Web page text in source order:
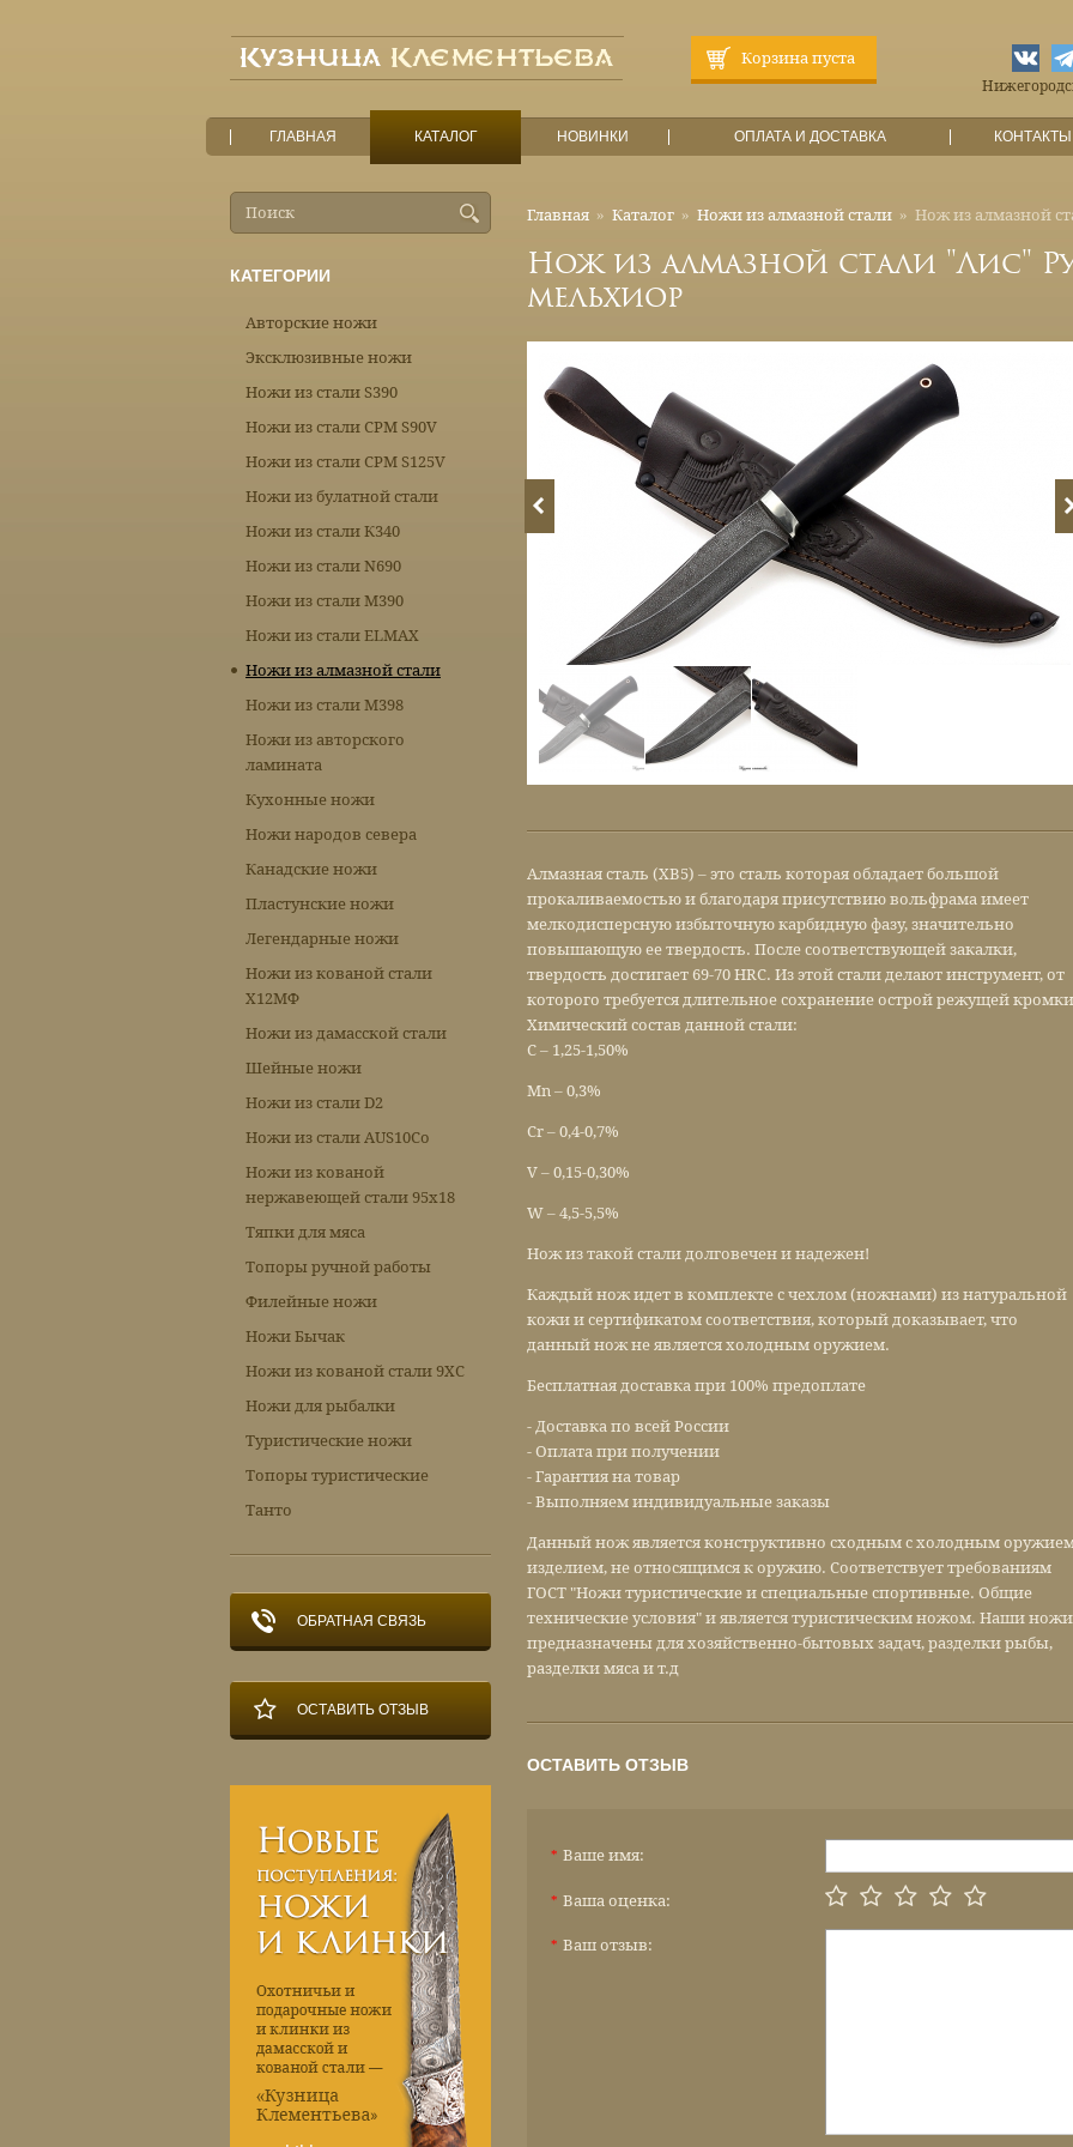
Корзина пуста
ГЛАВНАЯ КАТАЛОГ НОВИНКИ ОПЛАТА И ДОСТАВКА КОНТАКТЫ
Главная » Каталог » Ножи из алмазной стали » Нож из алмазной
Нож из алмазной стали "Лис"
мельхиор
Алмазная сталь (ХВ5) – это сталь которая обладает большой
прокаливаемостью и благодаря присутствию вольфрама имеет
мелкодисперсную избыточную карбидную фазу, значительно
повышающую ее твердость. После соответствующей закалки,
твердость достигает 69-70 HRC. Из этой стали делают инструмент, от
которого требуется длительное сохранение острой режущей
Химический состав данной стали:
С – 1,25-1,50%
Mn – 0,3%
Cr – 0,4-0,7%
V – 0,15-0,30%
W – 4,5-5,5%
Нож из такой стали долговечен и надежен!
Каждый нож идет в комплекте с чехлом (ножнами) из натуральной
кожи и сертификатом соответствия, который доказывает, что
данный нож не является холодным оружием.
Бесплатная доставка при 100% предоплате
- Доставка по всей России
- Оплата при получении
- Гарантия на товар
- Выполняем индивидуальные заказы
Данный нож является конструктивно сходным с холодным
изделием, не относящимся к оружию. Соответствует требованиям
ГОСТ "Ножи туристические и специальные спортивные. Общие
технические условия" и является туристическим ножом. Наши ножи
предназначены для хозяйственно-бытовых задач, разделки рыбы,
разделки мяса и т.д
ОСТАВИТЬ ОТЗЫВ
Ваше имя:
*
Ваша оценка:
*
Ваш отзыв:
*
КАТЕГОРИИ
Авторские ножи
Эксклюзивные ножи
Ножи из стали S390
Ножи из стали CPM S90V
Ножи из стали CPM S125V
Ножи из булатной стали
Ножи из стали К340
Ножи из стали N690
Ножи из стали М390
Ножи из стали ELMAX
Ножи из алмазной стали
Ножи из стали М398
Ножи из авторского
ламината
Кухонные ножи
Ножи народов севера
Канадские ножи
Пластунские ножи
Легендарные ножи
Ножи из кованой стали
Х12МФ
Ножи из дамасской стали
Шейные ножи
Ножи из стали D2
Ножи из стали AUS10Co
Ножи из кованой
нержавеющей стали 95х18
Тяпки для мяса
Топоры ручной работы
Филейные ножи
Ножи Бычак
Ножи из кованой стали 9ХС
Ножи для рыбалки
Туристические ножи
Топоры туристические
Танто
ОБРАТНАЯ СВЯЗЬ
ОСТАВИТЬ ОТЗЫВ